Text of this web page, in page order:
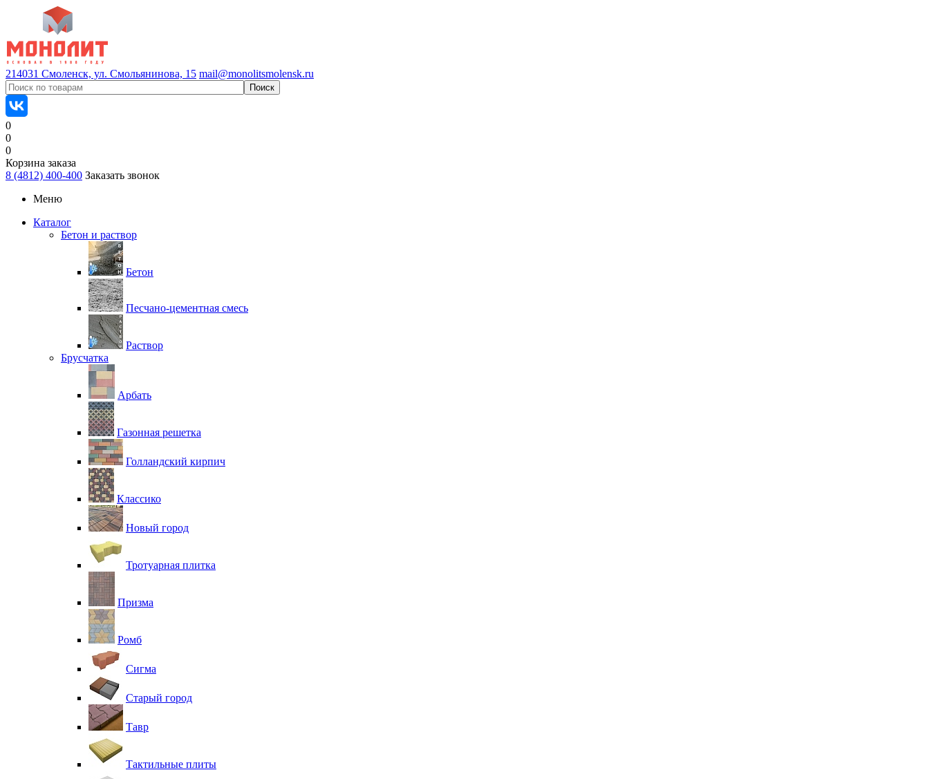
214031 Смоленск, ул. Смольянинова, 15 mail@monolitsmolensk.ru
0
0
0
Корзина заказа
8 (4812) 400-400 Заказать звонок
Меню
Каталог
Бетон и раствор
Бетон
Песчано-цементная смесь
Раствор
Брусчатка
Арбать
Газонная решетка
Голландский кирпич
Классико
Новый город
Тротуарная плитка
Призма
Ромб
Сигма
Старый город
Тавр
Тактильные плиты